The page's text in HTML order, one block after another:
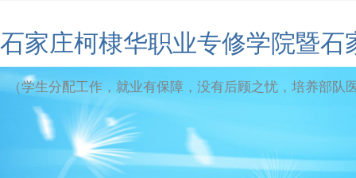
石家庄柯棣华职业专修学院暨
（学生分配工作，就业有保障，没有后顾之忧，培养部队